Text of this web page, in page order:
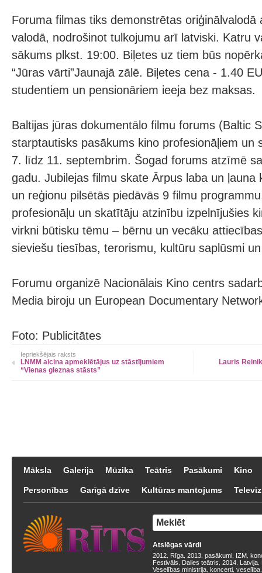
Foruma filmas tiks demonstrētas oriģinālvalodā
valodā, nodrošinot tulkojumu arī latviski. Katru
sākums plkst. 19:00. Biļetes uz tiem būs
“Jūras vārti”Jaunajā zālē. Biļetes cena - 1.40
studentiem un pensionāriem ieeja bez maksas.
Baltijas jūras dokumentālo filmu forums (Baltic
starptautisks pasākums kino profesionāļiem un
7. līdz 11. septembrim. Šogad forums atzīmē
gadu. Jubilejas filmu skate Ārpus laba un ļauna
un reģionu pilsētās piedāvās 9 filmu
profesionāļu un skatītāju atzinību izpelnījušies
virkni būtisku tēmu – bērnu un vecāku
sieviešu tiesības, terorismu, kultūru saplūsmi
Forumu organizē Nacionālais Kino centrs
Media biroju un European Documentary
Foto: Publicitātes
Iepriekšējais raksts
LNMM aicina apmeklētājus uz stāstījumiem
“Vienas gleznas stāsts”
Lauris
Māksla Galerija Mūzika Teātris Pasākumi Kino
Personības Garīgā dzīve Kultūras mantojums
Atslēgas vārdi
2012 Rīga 2013 pasākumi IZM
Festivāls
Dailes teātris 2014 Latvija
Veselības ministrija koncerti veselība